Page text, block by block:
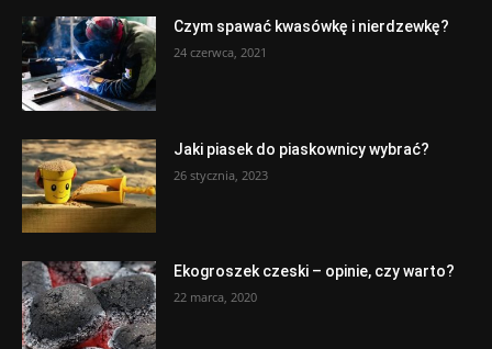
Czym spawać kwasówkę i nierdzewkę?
24 czerwca, 2021
Jaki piasek do piaskownicy wybrać?
26 stycznia, 2023
Ekogroszek czeski – opinie, czy warto?
22 marca, 2020